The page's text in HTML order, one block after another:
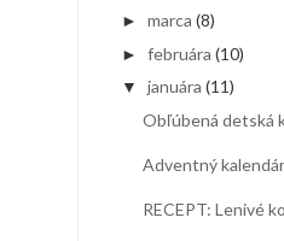
► marca (8)
► februára (10)
▼ januára (11)
Obľúbená detská
Adventný
RECEPT: Lenivé